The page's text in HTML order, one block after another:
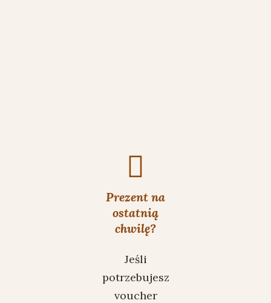
Prezent na
ostatnią
chwilę?
Jeśli
potrzebujesz
voucher